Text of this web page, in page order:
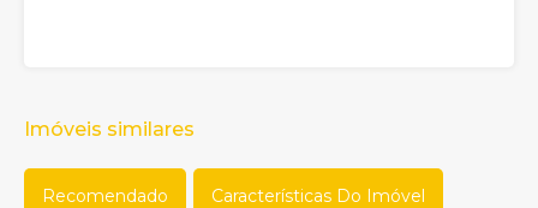
Imóveis similares
Recomendado Características Do Imóvel